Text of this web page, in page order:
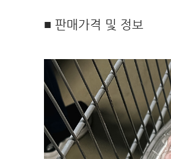
■ 판매가격 및 정보